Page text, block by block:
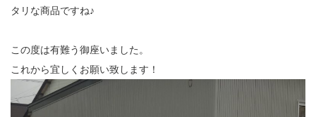
タリな商品ですね♪
この度は有難う御座いました。
これから宜しくお願い致します！